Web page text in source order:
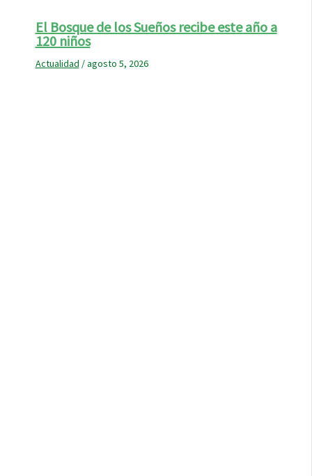
El Bosque de los Sueños recibe este año a
120 niños
Actualidad /agosto 5, 2026